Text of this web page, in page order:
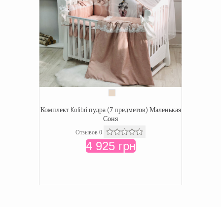
Комплект Kolibri пудра (7 предметов) Маленькая
Соня
Отзывов 0
4 925 грн